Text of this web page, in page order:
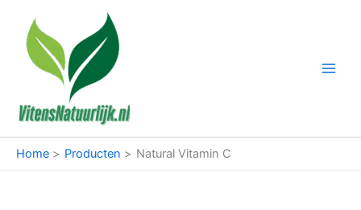
inhoud
Home Producten Natural Vitamin C